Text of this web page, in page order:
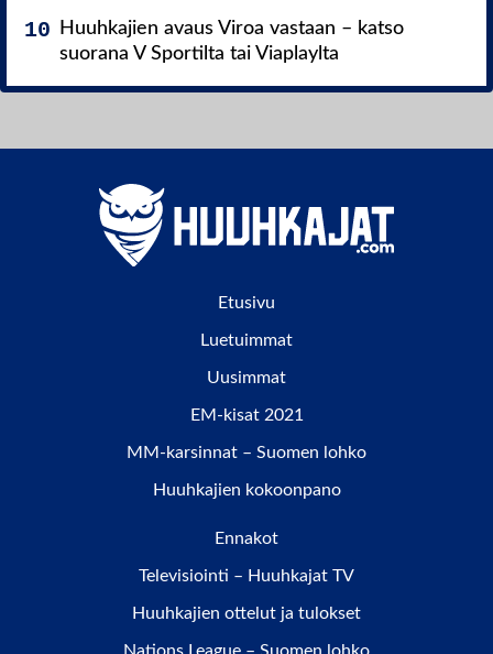
Huuhkajien avaus Viroa vastaan – katso
suorana V Sportilta tai Viaplaylta
Etusivu
Luetuimmat
Uusimmat
EM-kisat 2021
MM-karsinnat – Suomen lohko
Huuhkajien kokoonpano
Ennakot
Televisiointi – Huuhkajat TV
Huuhkajien ottelut ja tulokset